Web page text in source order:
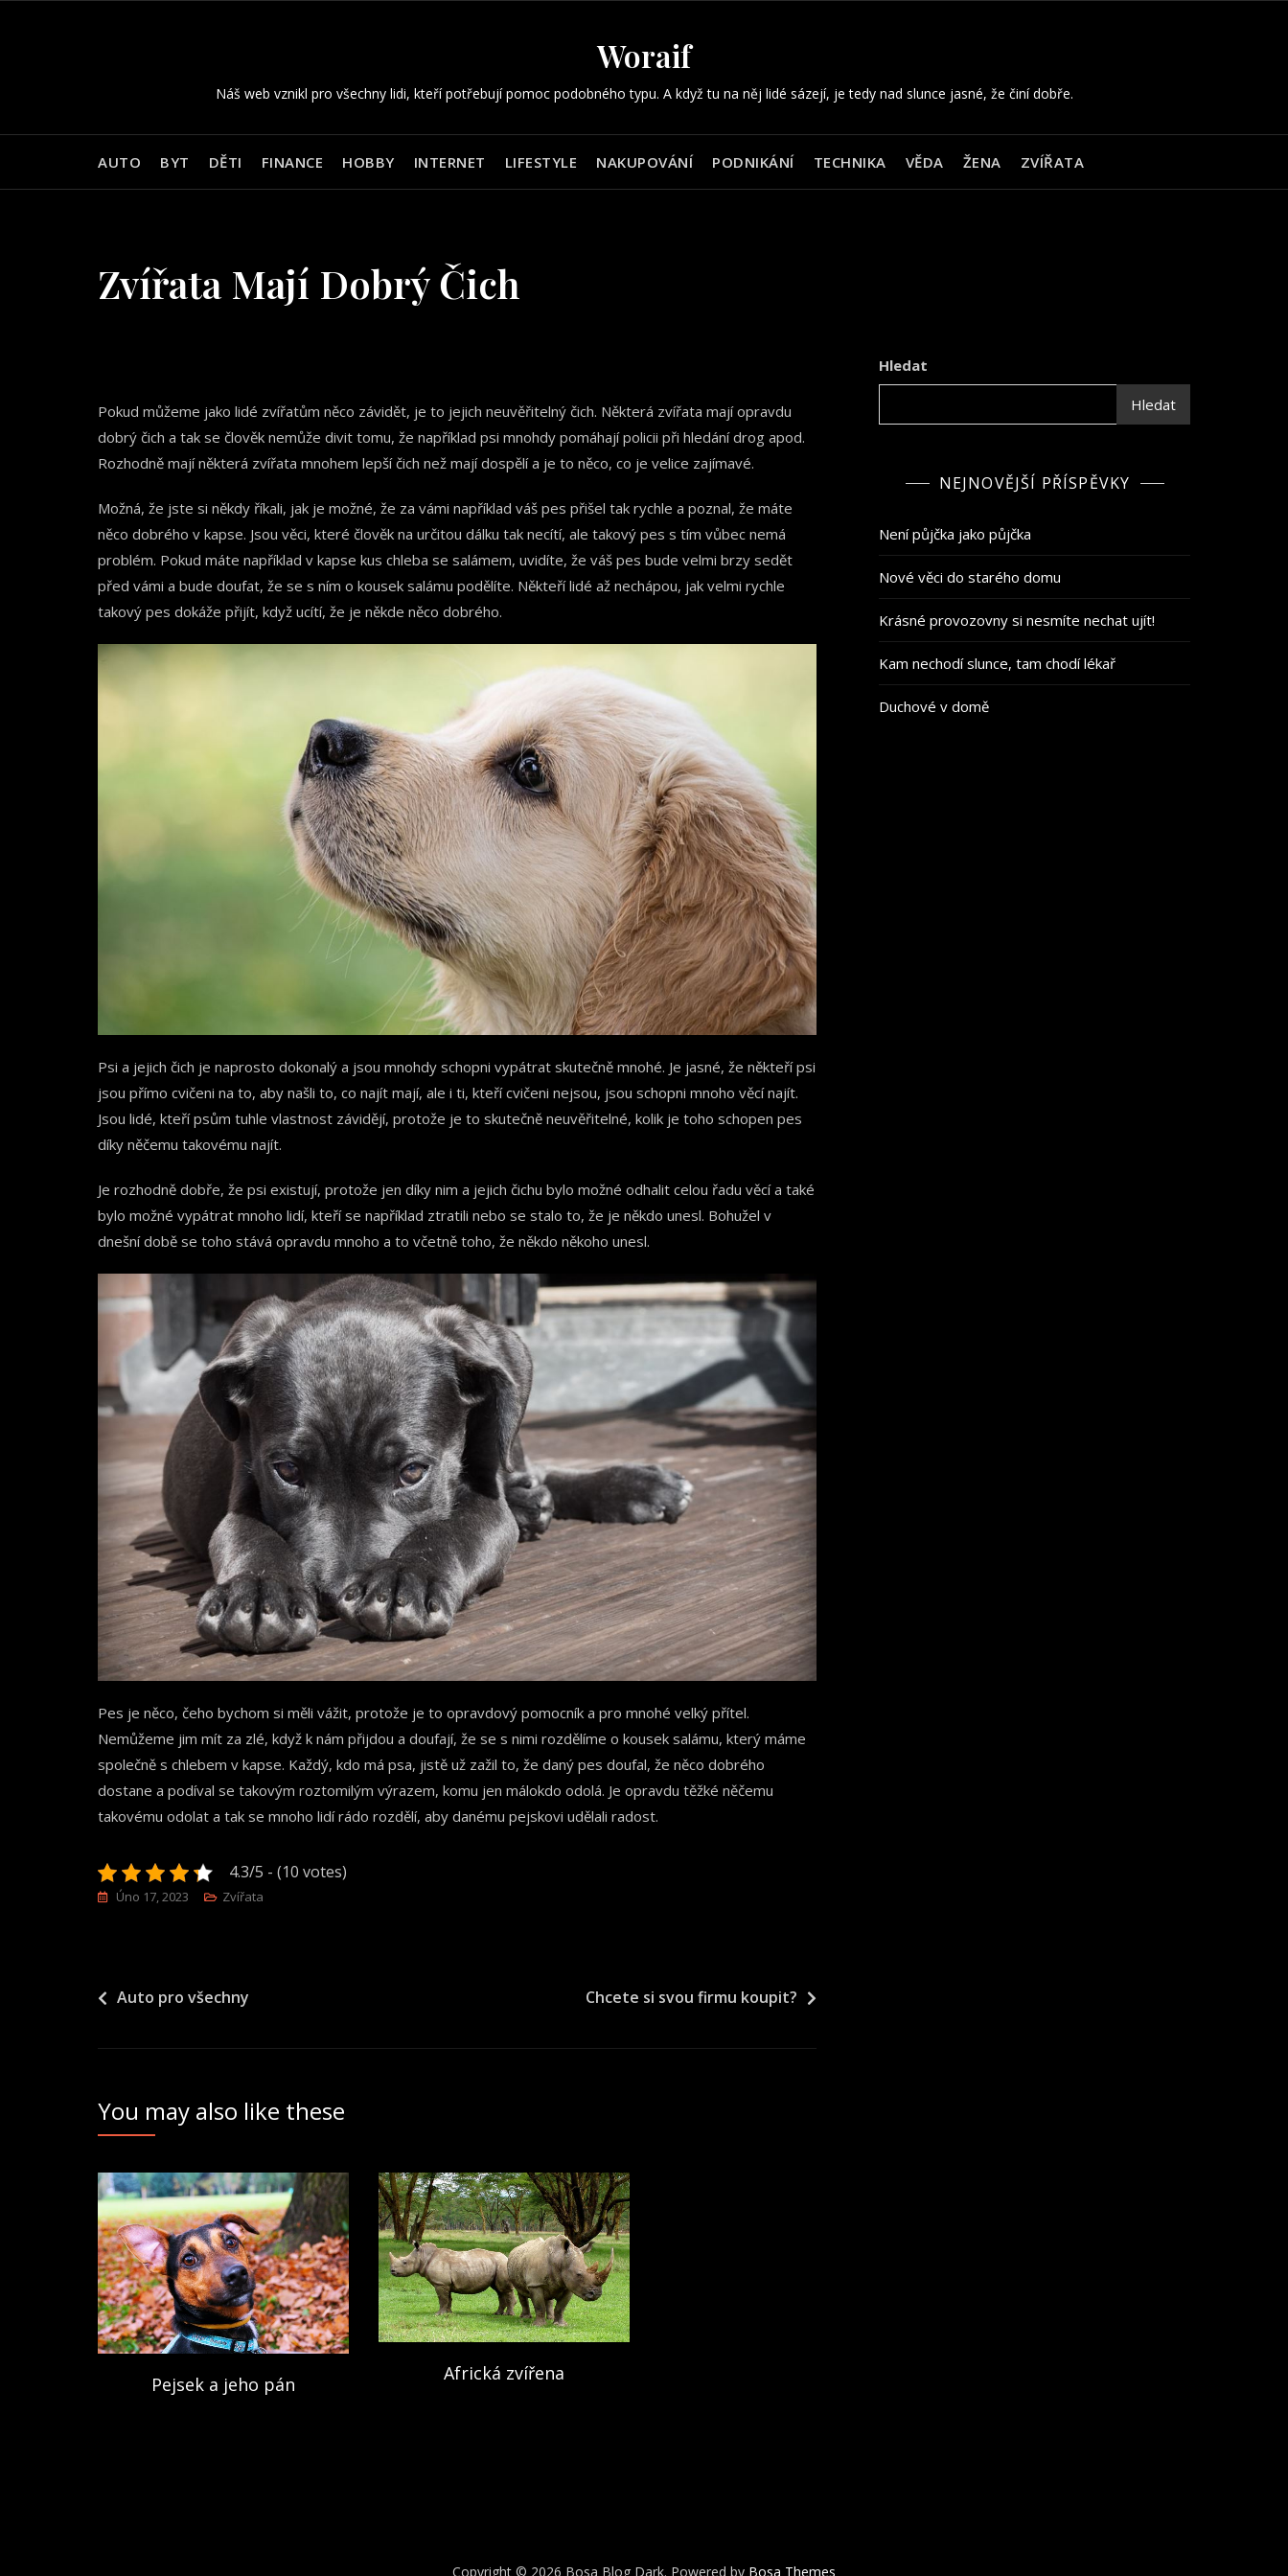
Woraif
Náš web vznikl pro všechny lidi, kteří potřebují pomoc podobného typu. A když tu na něj lidé sázejí, je tedy nad slunce jasné, že činí dobře.
AUTO BYT DĚTI FINANCE HOBBY INTERNET LIFESTYLE NAKUPOVÁNÍ PODNIKÁNÍ TECHNIKA VĚDA ŽENA ZVÍŘATA
Zvířata Mají Dobrý Čich
Pokud můžeme jako lidé zvířatům něco závidět, je to jejich neuvěřitelný čich. Některá zvířata mají opravdu
dobrý čich a tak se člověk nemůže divit tomu, že například psi mnohdy pomáhají policii při hledání drog apod.
Rozhodně mají některá zvířata mnohem lepší čich než mají dospělí a je to něco, co je velice zajímavé.
Možná, že jste si někdy říkali, jak je možné, že za vámi například váš pes přišel tak rychle a poznal, že máte
něco dobrého v kapse. Jsou věci, které člověk na určitou dálku tak necítí, ale takový pes s tím vůbec nemá
problém. Pokud máte například v kapse kus chleba se salámem, uvidíte, že váš pes bude velmi brzy sedět
před vámi a bude doufat, že se s ním o kousek salámu podělíte. Někteří lidé až nechápou, jak velmi rychle
takový pes dokáže přijít, když ucítí, že je někde něco dobrého.
Psi a jejich čich je naprosto dokonalý a jsou mnohdy schopni vypátrat skutečně mnohé. Je jasné, že někteří psi
jsou přímo cvičeni na to, aby našli to, co najít mají, ale i ti, kteří cvičeni nejsou, jsou schopni mnoho věcí najít.
Jsou lidé, kteří psům tuhle vlastnost závidějí, protože je to skutečně neuvěřitelné, kolik je toho schopen pes
díky něčemu takovému najít.
Je rozhodně dobře, že psi existují, protože jen díky nim a jejich čichu bylo možné odhalit celou řadu věcí a také
bylo možné vypátrat mnoho lidí, kteří se například ztratili nebo se stalo to, že je někdo unesl. Bohužel v
dnešní době se toho stává opravdu mnoho a to včetně toho, že někdo někoho unesl.
Pes je něco, čeho bychom si měli vážit, protože je to opravdový pomocník a pro mnohé velký přítel.
Nemůžeme jim mít za zlé, když k nám přijdou a doufají, že se s nimi rozdělíme o kousek salámu, který máme
společně s chlebem v kapse. Každý, kdo má psa, jistě už zažil to, že daný pes doufal, že něco dobrého
dostane a podíval se takovým roztomilým výrazem, komu jen málokdo odolá. Je opravdu těžké něčemu
takovému odolat a tak se mnoho lidí rádo rozdělí, aby danému pejskovi udělali radost.
4.3/5 - (10 votes)
Úno 17, 2023 Zvířata
Navigace
Auto pro všechny Chcete si svou firmu koupit?
Hledat
Hledat
NEJNOVĚJŠÍ PŘÍSPĚVKY
Není půjčka jako půjčka
Nové věci do starého domu
Krásné provozovny si nesmíte nechat ujít!
Kam nechodí slunce, tam chodí lékař
Duchové v domě
You may also like these
Pejsek a jeho pán Africká zvířena
Copyright © 2026 Bosa Blog Dark. Powered by Bosa Themes